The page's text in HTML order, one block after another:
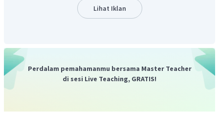
Lihat Iklan
Perdalam pemahamanmu bersama Master Teacher
di sesi Live Teaching, GRATIS!